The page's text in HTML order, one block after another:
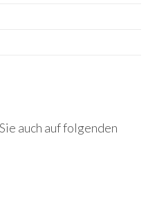
auch auf folgenden